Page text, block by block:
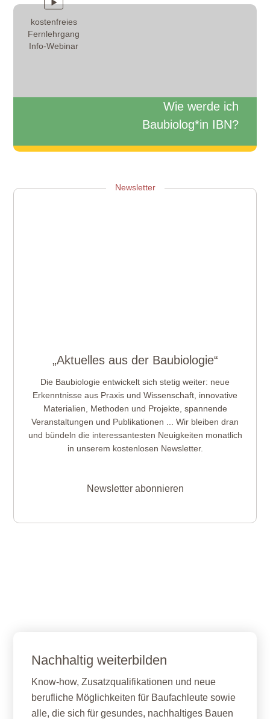
kostenfreies
Fernlehrgang
Info-Webinar
Wie werde ich
Baubiolog*in IBN?
Newsletter
„Aktuelles aus der Baubiologie“
Die Baubiologie entwickelt sich stetig weiter: neue
Erkenntnisse aus Praxis und Wissenschaft, innovative
Materialien, Methoden und Projekte, spannende
Veranstaltungen und Publikationen ... Wir bleiben dran
und bündeln die interessantesten Neuigkeiten monatlich
in unserem kostenlosen Newsletter.
Newsletter abonnieren
Nachhaltig weiterbilden
Know-how, Zusatzqualifikationen und neue
berufliche Möglichkeiten für Baufachleute sowie
alle, die sich für gesundes, nachhaltiges Bauen